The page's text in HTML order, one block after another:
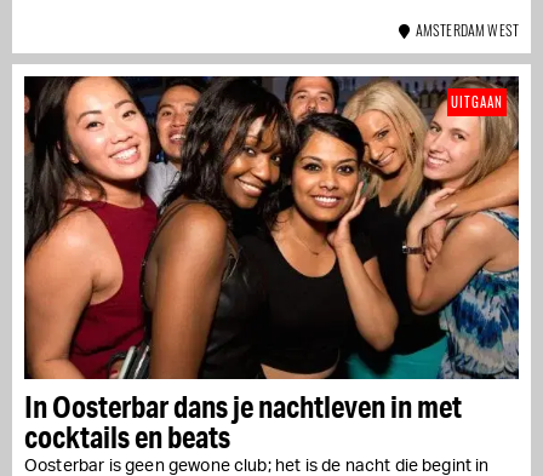
AMSTERDAM WEST
In Oosterbar dans je nachtleven in met
cocktails en beats
Oosterbar is geen gewone club; het is de nacht die begint in
UITGAAN